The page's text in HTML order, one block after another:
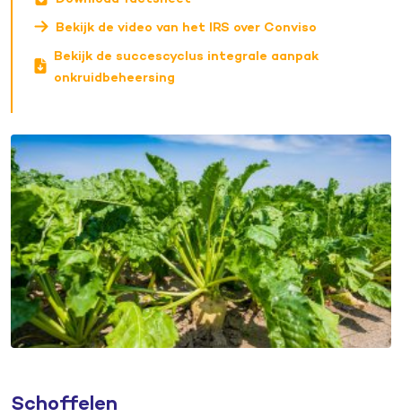
Bekijk de video van het IRS over Conviso
Bekijk de succescyclus integrale aanpak
onkruidbeheersing
Schoffelen